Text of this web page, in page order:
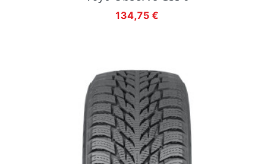
Hinta
134,75 €